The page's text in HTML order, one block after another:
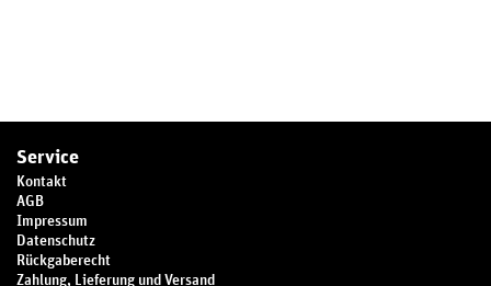
Service
Kontakt
AGB
Impressum
Datenschutz
Rückgaberecht
Zahlung, Lieferung und Versand